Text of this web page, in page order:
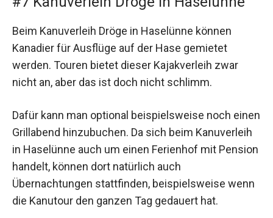
Beim Kanuverleih Dröge in Haselünne können
Kanadier für Ausflüge auf der Hase gemietet
werden. Touren bietet dieser Kajakverleih zwar
nicht an, aber das ist doch nicht schlimm.
Dafür kann man optional beispielsweise noch einen
Grillabend hinzubuchen. Da sich beim Kanuverleih
in Haselünne auch um einen Ferienhof mit Pension
handelt, können dort natürlich auch
Übernachtungen stattfinden, beispielsweise wenn
die Kanutour den ganzen Tag gedauert hat.